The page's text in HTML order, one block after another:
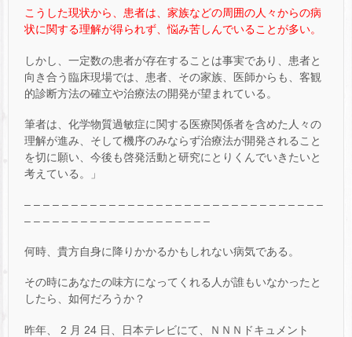
こうした現状から、患者は、家族などの周囲の人々からの病
状に関する理解が得られず、悩み苦しんでいることが多い。
しかし、一定数の患者が存在することは事実であり、患者と
向き合う臨床現場では、患者、その家族、医師からも、客観
的診断方法の確立や治療法の開発が望まれている。
筆者は、化学物質過敏症に関する医療関係者を含めた人々の
理解が進み、そして機序のみならず治療法が開発されること
を切に願い、今後も啓発活動と研究にとりくんでいきたいと
考えている。」
– – – – – – – – – – – – – – – – – – – – – – – – – – – – – – – –
– – – – – – – – – – – – – – – – – – – –
何時、貴方自身に降りかかるかもしれない病気である。
その時にあなたの味方になってくれる人が誰もいなかったと
したら、如何だろうか？
昨年、 2 月 24 日、日本テレビにて、ＮＮＮドキュメント